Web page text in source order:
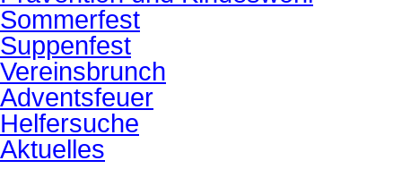
Sommerfest
Suppenfest
Vereinsbrunch
Adventsfeuer
Helfersuche
Aktuelles